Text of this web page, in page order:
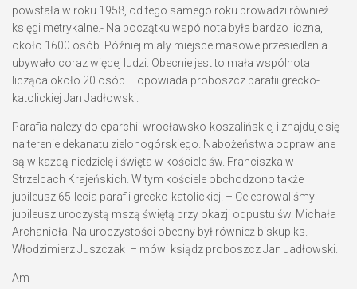
powstała w roku 1958, od tego samego roku prowadzi również
księgi metrykalne.- Na początku wspólnota była bardzo liczna,
około 1600 osób. Później miały miejsce masowe przesiedlenia i
ubywało coraz więcej ludzi. Obecnie jest to mała wspólnota
licząca około 20 osób – opowiada proboszcz parafii grecko-
katolickiej Jan Jadłowski
Parafia należy do eparchii wrocławsko-koszalińskiej i znajduje się
na terenie dekanatu zielonogórskiego. Nabożeństwa odprawiane
są w każdą niedzielę i święta w kościele św. Franciszka w
Strzelcach Krajeńskich. W tym kościele obchodzono także
jubileusz 65-lecia parafii grecko-katolickiej. – Celebrowaliśmy
jubileusz uroczystą mszą świętą przy okazji odpustu św. Michała
Archanioła. Na uroczystości obecny był również biskup ks.
Włodzimierz Juszczak – mówi ksiądz proboszcz Jan Jadłowski.
Am